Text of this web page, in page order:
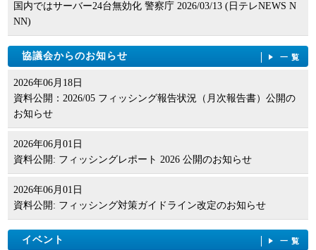
国内ではサーバー24台無効化 警察庁 2026/03/13 (日テレNEWS N
NN)
協議会からのお知らせ 一覧
2026年06月18日
資料公開：2026/05 フィッシング報告状況（月次報告書）公開の
お知らせ
2026年06月01日
資料公開: フィッシングレポート 2026 公開のお知らせ
2026年06月01日
資料公開: フィッシング対策ガイドライン改定のお知らせ
イベント 一覧